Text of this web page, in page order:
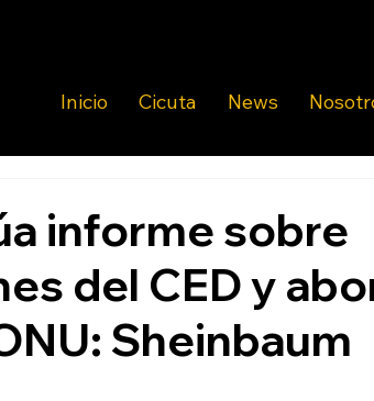
Inicio Cicuta News
informe sobre
del CED y
Sheinbaum